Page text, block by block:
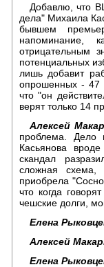
Добавлю, что
дела" Михаила
бывшем
напоминание,
отрицательным
потенциальных
лишь добавит
опрошенных - 47
что "он
верят только 14
Алексей
проблема. Дело
Касьянова
скандал
сложная схема,
приобрела
что когда
чешские долги,
Елена
Алексей
Елена